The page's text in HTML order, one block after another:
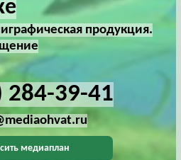
продукция.
284-39-41
медиаплан